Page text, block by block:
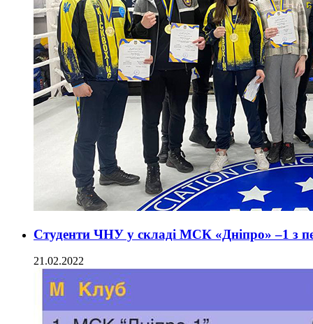
Студенти ЧНУ у складі МСК «Дніпро» –1 з
21.02.2022